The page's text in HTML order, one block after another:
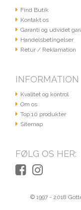
Find Butik
Kontakt os
Garanti og udvidet
Handelsbetingelser
Retur / Reklamation
INFORMATION
Kvalitet og kontrol
Om os
Top 10 produkter
Sitemap
FØLG OS HER:
© 1997 - 2018